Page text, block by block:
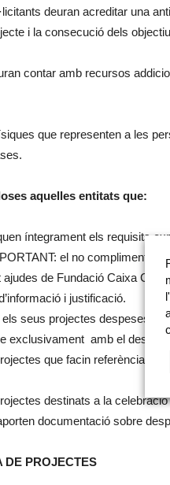
deuran acreditar una
i la consecució dels
contar amb recursos
que representen a les
aquelles entitats que:
íntegrament els requisits
el no compliment
ajudes de Fundació Caixa
i justificació.
els seus projectes despeses
exclusivament amb el
que facin referència a
destinats a la
documentació sobre
DE PROJECTES